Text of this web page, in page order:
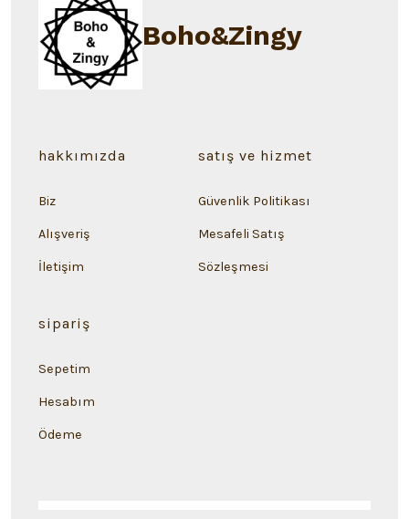
Boho&Zingy
hakkımızda
Biz
Alışveriş
İletişim
satış ve hizmet
Güvenlik Politikası
Mesafeli Satış
Sözleşmesi
sipariş
Sepetim
Hesabım
Ödeme